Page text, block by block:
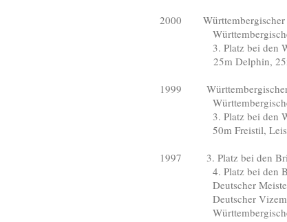
2000 Württembergischer
Württembergischer
3. Platz bei den
25m Delphin, 25m
1999 Württembergischer
Württembergischer
3. Platz bei den
50m Freistil,
1997 3. Platz bei den
4. Platz bei den
Deutscher Meister in
Deutscher
Württembergischer